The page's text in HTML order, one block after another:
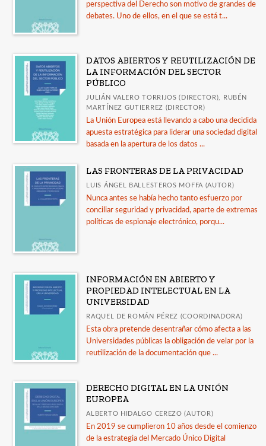
perspectiva del Derecho son motivo de grandes de
debates. Uno de ellos, en el que se está t...
DATOS ABIERTOS Y REUTILIZACIÓN DE
LA INFORMACIÓN DEL SECTOR
PÚBLICO
JULIÁN VALERO TORRIJOS (DIRECTOR), RUBÉN
MARTÍNEZ GUTIERREZ (DIRECTOR)
La Unión Europea está llevando a cabo una decidida
apuesta estratégica para liderar una sociedad digital
basada en la apertura de los datos ...
LAS FRONTERAS DE LA PRIVACIDAD
LUIS ÁNGEL BALLESTEROS MOFFA (AUTOR)
Nunca antes se había hecho tanto esfuerzo por
conciliar seguridad y privacidad, aparte de extremas
políticas de espionaje electrónico, porqu...
INFORMACIÓN EN ABIERTO Y
PROPIEDAD INTELECTUAL EN LA
UNIVERSIDAD
RAQUEL DE ROMÁN PÉREZ (COORDINADORA)
Esta obra pretende desentrañar cómo afecta a las
Universidades públicas la obligación de velar por la
reutilización de la documentación que ...
DERECHO DIGITAL EN LA UNIÓN
EUROPEA
ALBERTO HIDALGO CEREZO (AUTOR)
En 2019 se cumplieron 10 años desde el comienzo
de la estrategia del Mercado Único Digital